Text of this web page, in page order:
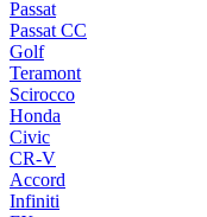
Passat
Passat CC
Golf
Teramont
Scirocco
Honda
Civic
CR-V
Accord
Infiniti